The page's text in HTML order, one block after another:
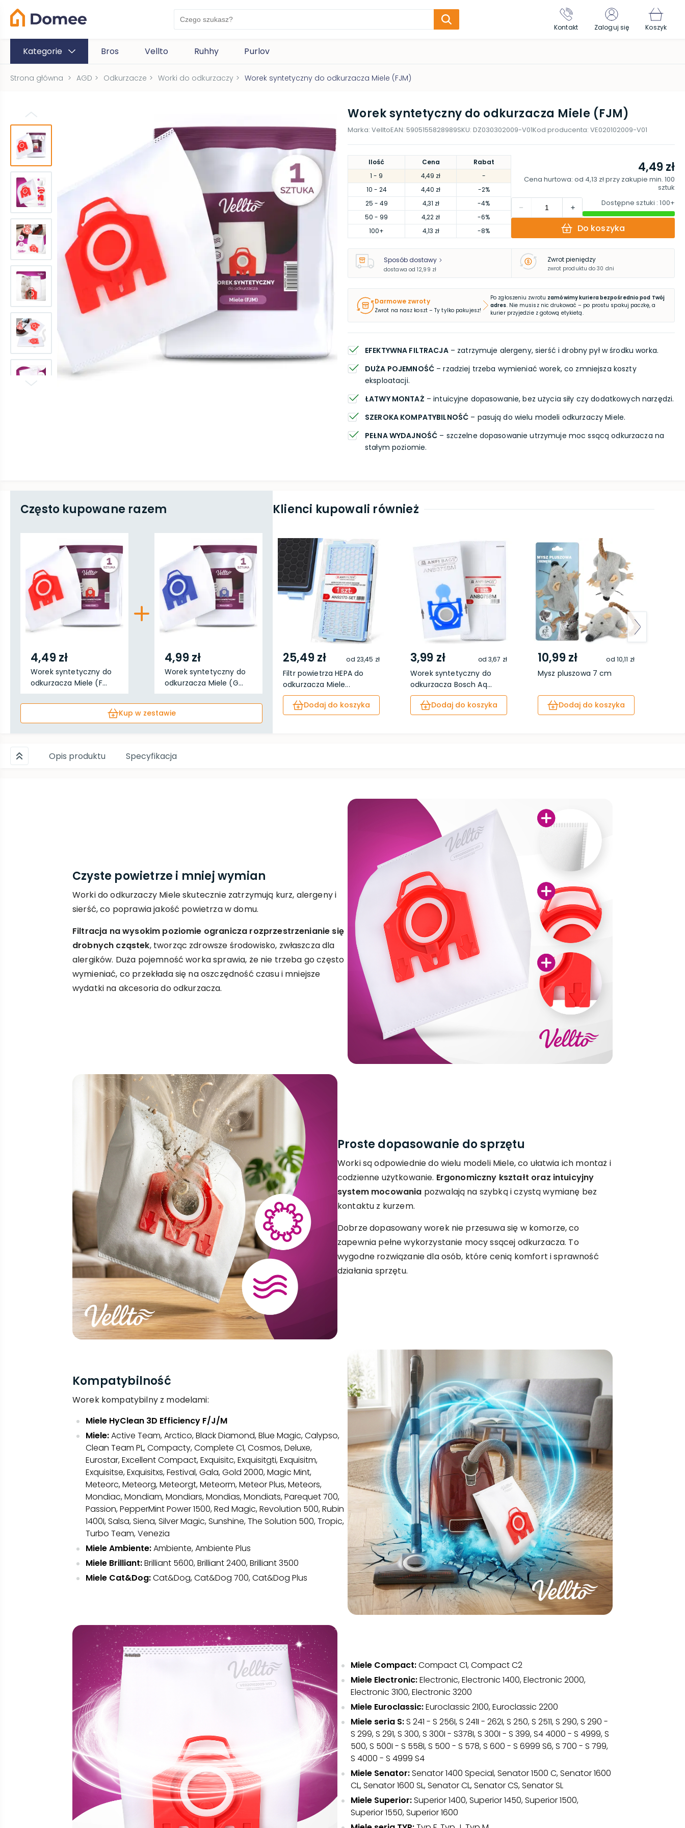
Kontakt Zaloguj się Koszyk
Kategorie Bros Vellto Ruhhy Purlov
Strona główna > AGD > Odkurzacze > Worki do odkurzaczy > Worek syntetyczny do odkurzacza Miele (FJM)
Worek syntetyczny do odkurzacza Miele (FJM)
Marka: VelltoEAN: 5905155828989SKU: DZ030302009-V01Kod producenta: VE020102009-V01
Ilość Cena
Rabat
1 - 9 4,49 zł
-
10 - 24 4,40 zł
-2%
25 - 49 4,31 zł
-4%
50 - 99 4,22 zł
-6%
100+ 4,13 zł -8%
4,49 zł
Cena hurtowa: od 4,13 złprzy zakupie min. 100
sztuk
Dostępne sztuki : 100+
Do koszyka
Sposób dostawy
dostawa od 12,99 zł
Zwrot pieniędzy
zwrot produktu do 30 dni
Darmowe zwroty
Zwrot na nasz koszt – Ty tylko pakujesz!
Po zgłoszeniu zwrotu zamówimy kuriera bezpośrednio pod Twój
adres. Nie musisz nic drukować – po prostu spakuj paczkę, a
kurier przyjedzie z gotową etykietą.
EFEKTYWNA FILTRACJA– zatrzymuje alergeny, sierść i drobny pył w środku worka.
DUŻA POJEMNOŚĆ– rzadziej trzeba wymieniać worek, co zmniejsza koszty
eksploatacji.
ŁATWY MONTAŻ – intuicyjne dopasowanie, bez użycia siły czy dodatkowych narzędzi.
SZEROKA KOMPATYBILNOŚĆ – pasują do wielu modeli odkurzaczy Miele.
PEŁNA WYDAJNOŚĆ – szczelne dopasowanie utrzymuje moc ssącą odkurzacza na
stałym poziomie.
Często kupowane razem
4,49 zł
Worek syntetyczny do
odkurzacza Miele (F...
4,99 zł
Worek syntetyczny do
odkurzacza Miele (G...
Kup w zestawie
Klienci kupowali również
25,49 zł od 23,45 zł
Filtr powietrza HEPA do
odkurzacza Miele...
Dodaj do koszyka
3,99 zł od3,67 zł
Worek syntetyczny do
odkurzacza Bosch Aq...
Dodaj do koszyka
10,99 zł od 10,11 zł
Mysz pluszowa 7 cm
Dodaj do koszyka
Opis produktu Specyfikacja
Czyste powietrze i mniej wymian
Worki do odkurzaczy Miele skutecznie zatrzymują kurz, alergeny i
sierść, co poprawia jakość powietrza w domu.
Filtracja na wysokim poziomie ogranicza rozprzestrzenianie się
drobnych cząstek, tworząc zdrowsze środowisko, zwłaszcza dla
alergików. Duża pojemność worka sprawia, że nie trzeba go często
wymieniać, co przekłada się na oszczędność czasu i mniejsze
wydatki na akcesoria do odkurzacza.
Proste dopasowanie do sprzętu
Worki są odpowiednie do wielu modeli Miele, co ułatwia ich montaż i
codzienne użytkowanie. Ergonomiczny kształt oraz intuicyjny
system mocowania pozwalają na szybką i czystą wymianę bez
kontaktu z kurzem.
Dobrze dopasowany worek nie przesuwa się w komorze, co
zapewnia pełne wykorzystanie mocy ssącej odkurzacza. To
wygodne rozwiązanie dla osób, które cenią komfort i sprawność
działania sprzętu.
Kompatybilność
Worek kompatybilny z modelami:
Miele HyClean 3D Efficiency F/J/M
Miele:Active Team, Arctico, Black Diamond, Blue Magic, Calypso,
Clean Team PL, Compacty, Complete C1, Cosmos, Deluxe,
Eurostar, Excellent Compact, Exquisitc, Exquisitgti, Exquisitm,
Exquisitse, Exquisitxs, Festival, Gala, Gold 2000, Magic Mint,
Meteorc, Meteorg, Meteorgt, Meteorm, Meteor Plus, Meteors,
Mondiac, Mondiam, Mondiars, Mondias, Mondiats, Parequet 700,
Passion, PepperMint Power 1500, Red Magic, Revolution 500, Rubin
1400I, Salsa, Siena, Silver Magic, Sunshine, The Solution 500, Tropic,
Turbo Team, Venezia
Miele Ambiente:Ambiente, Ambiente Plus
Miele Brilliant:Brilliant 5600, Brilliant 2400, Brilliant 3500
Miele Cat&Dog:Cat&Dog, Cat&Dog 700, Cat&Dog Plus
Miele Compact:Compact C1, Compact C2
Miele Electronic:Electronic, Electronic 1400, Electronic 2000,
Electronic 3100, Electronic 3200
Miele Euroclassic:Euroclassic 2100, Euroclassic 2200
Miele seria S:S 241 - S 256I, S 241I - 262I, S 250, S 2511, S 290, S 290 -
S 299, S 291, S 300, S 300I - S378I, S 300I - S 399, S4 4000 - S 4999, S
500, S 500I - S 558I, S 500 - S 578, S 600 - S 6999 S6, S 700 - S 799,
S 4000 - S 4999 S4
Miele Senator:Senator 1400 Special, Senator 1500 C, Senator 1600
CL, Senator 1600 SL, Senator CL, Senator CS, Senator SL
Miele Superior:Superior 1400, Superior 1450, Superior 1500,
Superior 1550, Superior 1600